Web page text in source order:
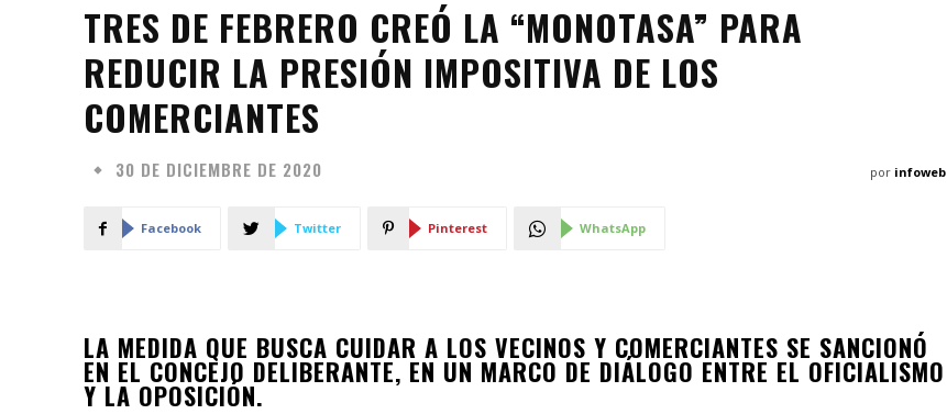
TRES DE FEBRERO CREÓ LA “MONOTASA” PARA
REDUCIR LA PRESIÓN IMPOSITIVA DE LOS
COMERCIANTES
30 DE DICIEMBRE DE 2020 por infoweb
Facebook Twitter Pinterest WhatsApp
LA MEDIDA QUE BUSCA CUIDAR A LOS VECINOS Y COMERCIANTES SE SANCIONÓ
EN EL CONCEJO DELIBERANTE, EN UN MARCO DE DIÁLOGO ENTRE EL OFICIALISMO
Y LA OPOSICIÓN.